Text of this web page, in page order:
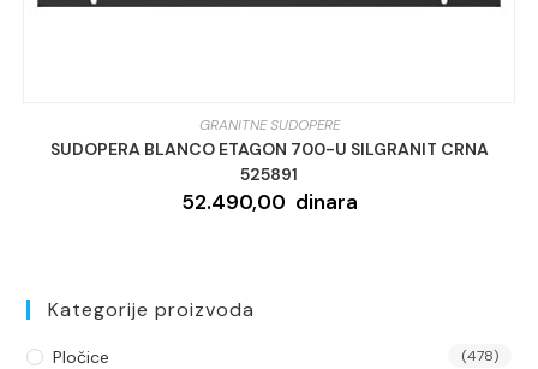
GRANITNE SUDOPERE
SUDOPERA BLANCO ETAGON 700-U SILGRANIT CRNA
525891
52.490,00 dinara
Kategorije proizvoda
Pločice (478)